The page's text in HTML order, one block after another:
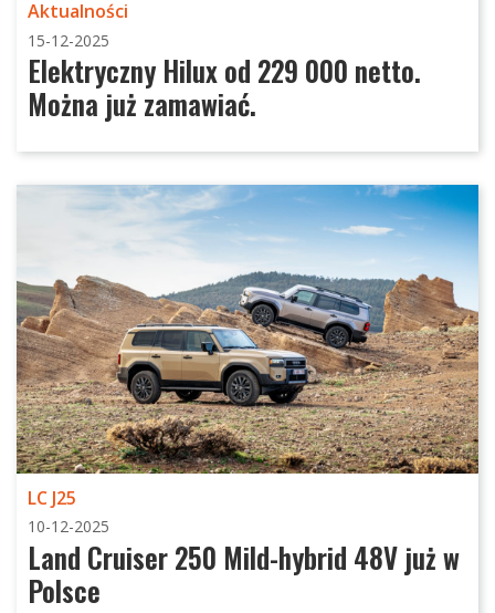
Aktualności
15-12-2025
Elektryczny Hilux od 229 000 netto.
Można już zamawiać.
LC J25
10-12-2025
Land Cruiser 250 Mild-hybrid 48V już w
Polsce